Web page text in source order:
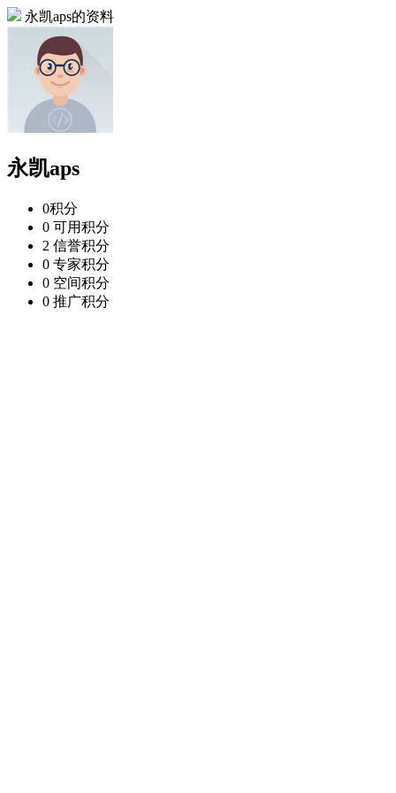
永凯aps的资料
永凯aps
0积分
0 可用积分
2 信誉积分
0 专家积分
0 空间积分
0 推广积分